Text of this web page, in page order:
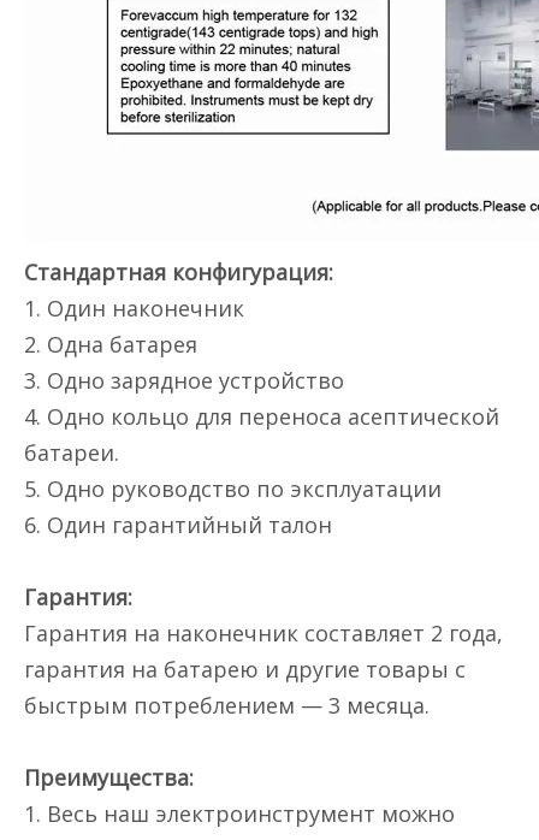
Стандартная конфигурация:
1. Один наконечник
2. Одна батарея
3. Одно зарядное устройство
4. Одно кольцо для переноса асептической
батареи.
5. Одно руководство по эксплуатации
6. Один гарантийный талон
Гарантия:
Гарантия на наконечник составляет 2 года,
гарантия на батарею и другие товары с
быстрым потреблением — 3 месяца.
Преимущества:
1. Весь наш электроинструмент можно